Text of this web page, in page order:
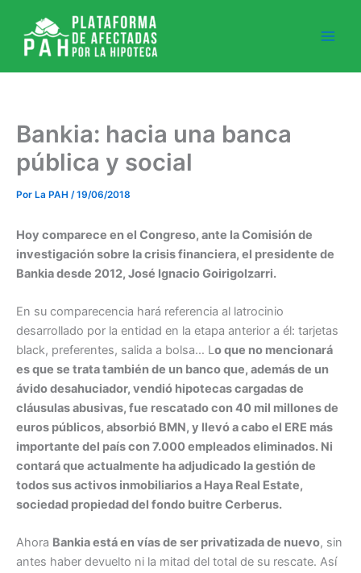
contenido
Bankia: hacia una banca
pública y social
Por La PAH /19/06/2018
Hoy comparece en el Congreso, ante la Comisión de
investigación sobre la crisis financiera, el presidente de
Bankia desde 2012, José Ignacio Goirigolzarri.
En su comparecencia hará referencia al latrocinio
desarrollado por la entidad en la etapa anterior a él: tarjetas
black, preferentes, salida a bolsa… Lo que no mencionará
es que se trata también de un banco que, además de un
ávido desahuciador, vendió hipotecas cargadas de
cláusulas abusivas, fue rescatado con 40 mil millones de
euros públicos, absorbió BMN, y llevó a cabo el ERE más
importante del país con 7.000 empleados eliminados. Ni
contará que actualmente ha adjudicado la gestión de
todos sus activos inmobiliarios a Haya Real Estate,
sociedad propiedad del fondo buitre Cerberus.
Ahora Bankia está en vías de ser privatizada de nuevo, sin
antes haber devuelto ni la mitad del total de su rescate. Así